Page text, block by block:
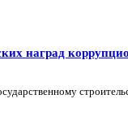
наград